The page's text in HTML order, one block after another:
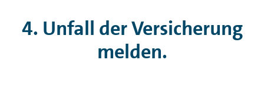
4. Unfall der Versicherung
melden.